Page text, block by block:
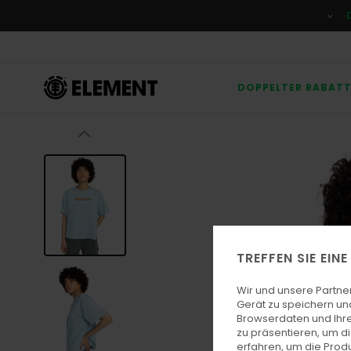
Produktinformation
DOPPELTER RABATT
TREFFEN SIE
Wir und unsere
Gerät zu speichern
Browserdaten und
zu präsentieren, um
erfahren, um die